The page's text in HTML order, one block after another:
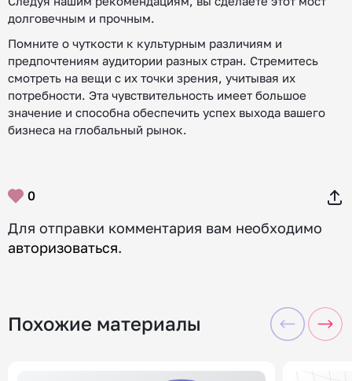
долговечным и прочным.
Помните о чуткости к культурным различиям и
предпочтениям аудитории разных стран. Стремитесь
смотреть на вещи с их точки зрения, учитывая их
потребности. Эта чувствительность имеет большое
значение и способна обеспечить успех выхода вашего
бизнеса на глобальный рынок.
0
Для отправки комментария вам необходимо
авторизоваться.
Похожие материалы